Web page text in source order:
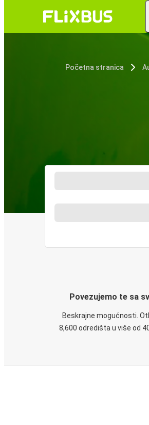
Početna stranica
Povezujemo te sa
Beskrajne mogućnosti.
8,600 odredišta u više od